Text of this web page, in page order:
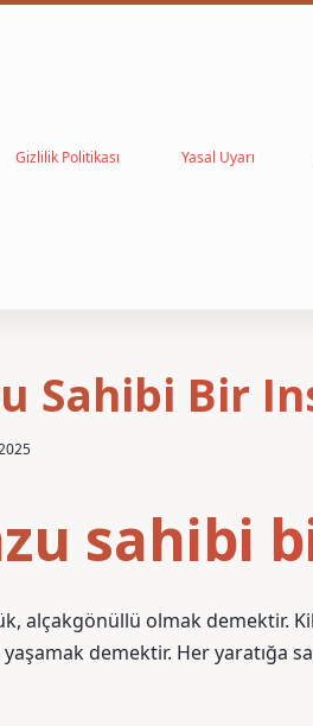
Gizlilik Politikası Yasal Uyarı
Sahibi Bir
sahibi
alçakgönüllü olmak demektir.
demektir. Her yaratığa